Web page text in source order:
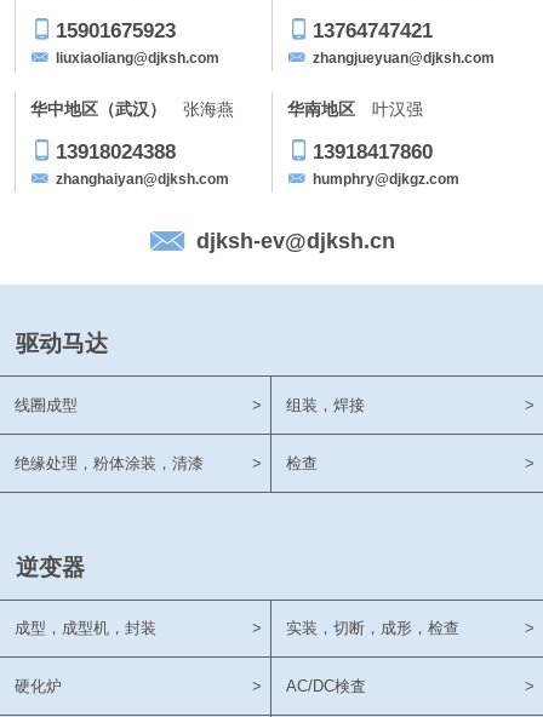
15901675923
liuxiaoliang@djksh.com
13764747421
zhangjueyuan@djksh.com
华中地区（武汉） 张海燕
13918024388
zhanghaiyan@djksh.com
华南地区 叶汉强
13918417860
humphry@djkgz.com
djksh-ev@djksh.cn
驱动马达
>
线圈成型 >
组装，焊接
>
绝缘处理，粉体涂装，清漆 >
检查
逆变器
>
成型，成型机，封装 >
实装，切断，成形，检查
>
硬化炉 >
AC/DC検査